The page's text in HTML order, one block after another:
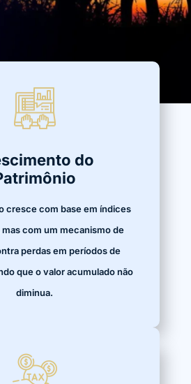
do
cresce com base em índices
com um mecanismo de
perdas em períodos de
que o valor acumulado não
diminua.